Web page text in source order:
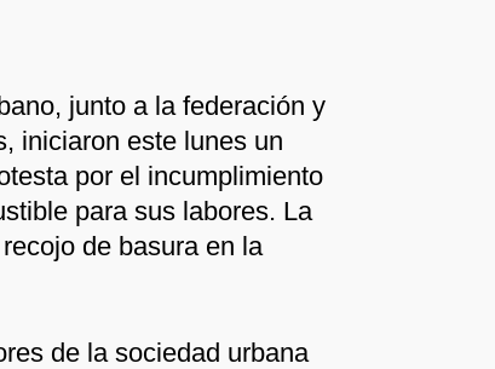
junto a la federación y
iniciaron este lunes un
por el incumplimiento
para sus labores. La
de basura en la
de la sociedad urbana